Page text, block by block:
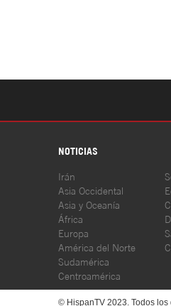
NOTICIAS
Irán
Asia Occidental
Asia y Oceanía
África
Europa
América del Norte
Sudamérica
Centroamérica
© HispanTV 2023. Todos